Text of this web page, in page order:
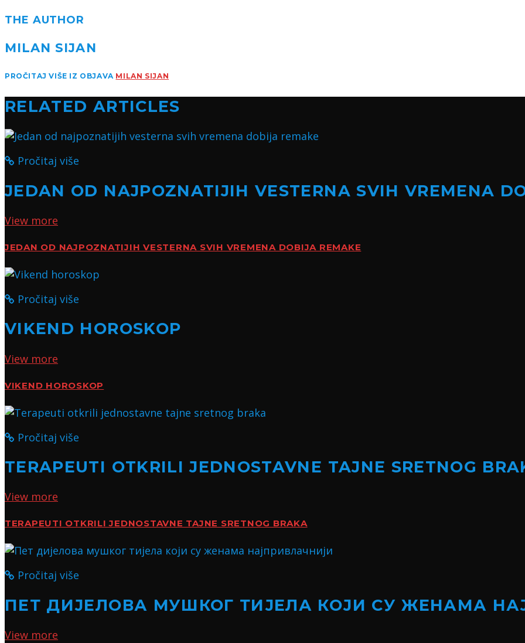
THE AUTHOR
MILAN SIJAN
PROČITAJ VIŠE IZ OBJAVA MILAN SIJAN
RELATED ARTICLES
Pročitaj više
JEDAN OD NAJPOZNATIJIH VESTERNA SVIH VREMENA
View more
JEDAN OD NAJPOZNATIJIH VESTERNA SVIH VREMENA DOBIJA REMAKE
Pročitaj više
VIKEND HOROSKOP
View more
VIKEND HOROSKOP
Pročitaj više
TERAPEUTI OTKRILI JEDNOSTAVNE TAJNE SRETNOG
View more
TERAPEUTI OTKRILI JEDNOSTAVNE TAJNE SRETNOG BRAKA
Pročitaj više
ПЕТ ДИЈЕЛОВА МУШКОГ ТИЈЕЛА КОЈИ СУ ЖЕНАМА
View more